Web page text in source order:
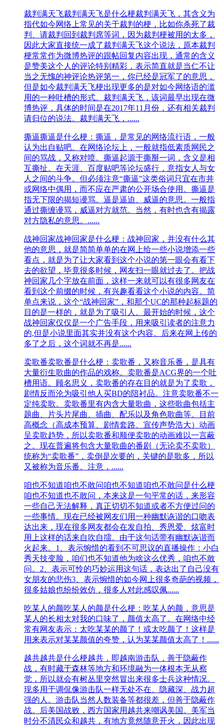
裁判满天飞裁判满天飞是什么梗裁判满天飞，其含义为
指代如今网络上常见的关于裁判的梗，比如你杀死了裁
判、请裁判回到裁判席等词，因为裁判梗被用的太多，
因此大家直接统一成了裁判满天飞这个说法，原本裁判
梗常常作为微博热评的跟帖回复内容出现，通常的含义
是赞美这个人的评论特别精彩，表示简直就是当仁不让
当之无愧的神评论热评第一，你已经是冠军了的意思，
但是如今裁判满天飞梗出现更多的是对如今网络语的滥
用的一种吐槽的形式。裁判满天飞，该词最早出现在微
博热评，具体的时间是在2017年11月份，还有相关裁判
请归位的说法。裁判满天飞，......
撕逼撕逼是什么梗：撕逼，是常见的网络流行语，一般
认为出自贴吧。在网络论坛上，一般就指低素质网民之
间的骂战，又称对喷。撕逼起源于撕掰一词，含义是相
互撕扯。在天涯、百度贴吧等论坛盛行，意指女人与女
人之间的斗争。但必须注意“撕逼”这类俗词只宜在市井
或网络中偶用，而不应在严肃的公开场合使用。撕逼是
指无下限的揭短谩骂。逼是逼迫、威逼的意思。一般指
通过撕缠谩骂，威逼对方就范。当然，有时也含有揭露
对方隐私的意思。......
战神回家战神回家是什么梗：战神回家，并没有什么其
他的意思，就是简简单单的在网上给一些小说增添一些
看点，就是为了让大家看到这个小说的第一眼会有看下
去的欲望，毕竟很多时候，网友扫一眼就过去了。把战
神回家几个字放在前面，这样一来就可以有很多网友在
看到这个前缀的时候，有兴趣看看这个小说的内容。简
单点来说，这个“战神回家”，和那个UC的那种起标题的
目的是一样的，就是为了吸引人。最开始的时候，这个
战神回家仅仅是一个广告手段，用来吸引读者的注意力
的,但是小说里面其实并没有这个内容。后来在网上传的
多了之后，这个词就不再是......
卖歌番卖歌番是什么梗：卖歌番，又称音乐番，是具有
大量衍生歌曲的作品的戏称。卖歌番是ACG界的一个吐
槽用语。顾名思义，卖歌番的存在目的就是为了卖歌，
剧情反而沦为吸引他人买BD的陪衬品。注意卖歌番不一
定纯卖歌。卖歌番里有内含大量歌曲，这些歌曲包括主
题曲、片头片尾曲、插曲、配乐以及角色歌曲等。目前
高概念（高成本预算、剧情套路、宣传声势浩大）动画
呈卖歌趋势，所以卖歌番和顺便卖歌的动画难以一言蔽
之。现在普遍将包含大量歌曲的番剧（无论卖不卖歌）
统称为“卖歌番”，卖倒是次要的，关键的是歌多，所以
又被称为音乐番。注意，......
咱也不知道咱也不敢问咱也不知道咱也不敢问是什么梗
咱也不知道也不敢问，本来这是一句平常的话，来形容
一些自己无法解释，真正切切不知道或者不方便过问的
一些事情。现在已经被网友们用一种幽默诙谐的口吻表
达出来，现在很多网友都会在发自拍、秀恩爱、炫富时
用上这样的话来自吹自擂。由于这句话带有幽默诙谐而
火起来。1、表示惋惜的看到不可思议的直播操作：小白
秀天技变脸，咱们也不知道他为啥这么优秀，咱也不敢
问。2、表示可怜的巧妙运用这句话，表达出了自己没有
女朋友的悲伤3、表示惋惜的如今网上很多奇葩的视频，
很多姑娘也纷纷效仿，很多人对此感叹佩......
吃某人的颜吃某人的颜是什么梗：吃某人的颜，意思是
某人的长相太对我的口味了，颜值太高了。在网络中经
常有网友表示：太吃某某的颜了！或太吃颜了！这样是
用来表示对某某颜值的夸赞，认为某某颜值太高了！......
越共越共是什么梗越共，即越南游击队，善于隐蔽作
战，有时藏于森林等地方和环境融为一体根本无从察
觉，所以就会有树丛里突然冒出来很多士兵这种情况。
现多用于调侃像游击队一样无处不在、隐藏深、战力超
强的人。游击队当然人数装备等都很差，但善于隐蔽作
战。后美国战败，西方国家用越共来嘲讽美国。美军当
时分不清民众和越共，有地方竟然随意开火，因此出现